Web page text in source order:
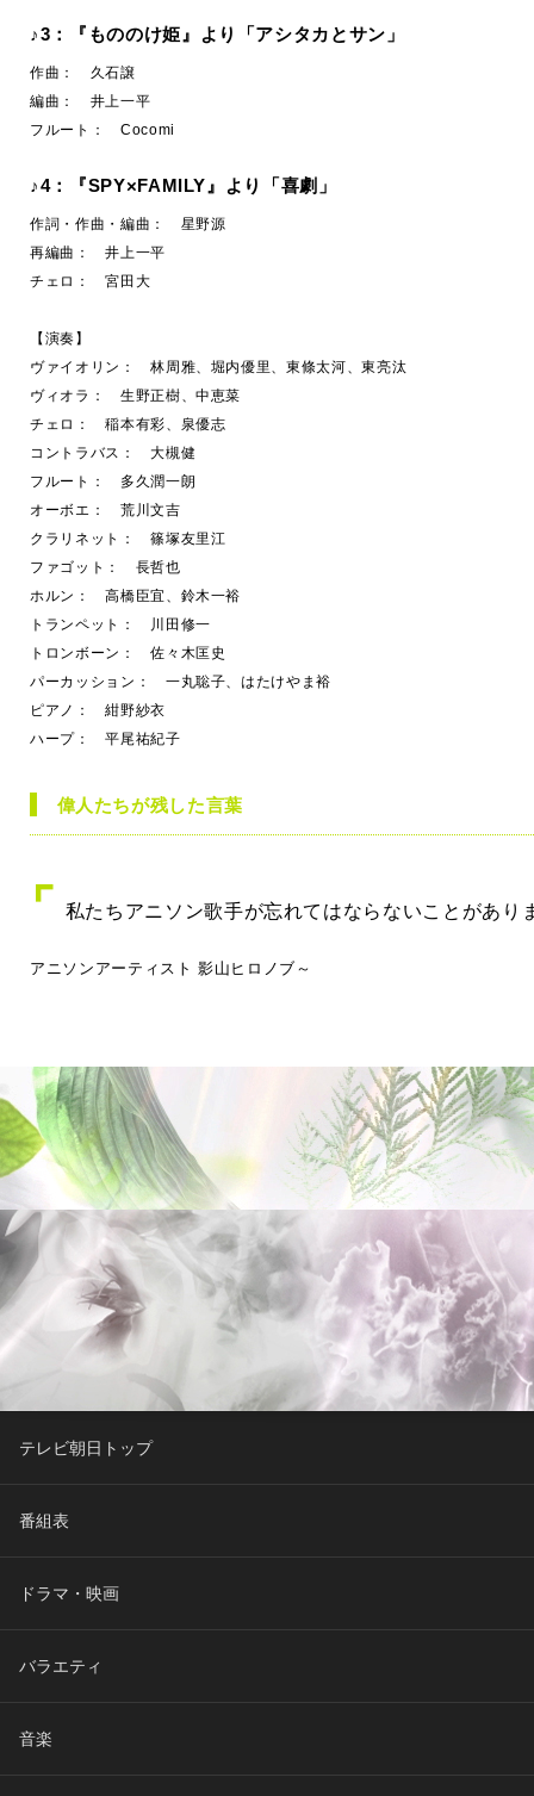
♪3：『もののけ姫』より「アシタカとサン」
作曲： 久石譲
編曲： 井上一平
フルート： Cocomi
♪4：『SPY×FAMILY』より「喜劇」
作詞・作曲・編曲： 星野源
再編曲： 井上一平
チェロ： 宮田大
【演奏】
ヴァイオリン： 林周雅、堀内優里、東條太河、東亮汰
ヴィオラ： 生野正樹、中恵菜
チェロ： 稲本有彩、泉優志
コントラバス： 大槻健
フルート： 多久潤一朗
オーボエ： 荒川文吉
クラリネット： 篠塚友里江
ファゴット： 長哲也
ホルン： 高橋臣宜、鈴木一裕
トランペット： 川田修一
トロンボーン： 佐々木匡史
パーカッション： 一丸聡子、はたけやま裕
ピアノ： 紺野紗衣
ハープ： 平尾祐紀子
偉人たちが残した言葉
私たちアニソン歌手が忘れてはならないことがあ
アニソンアーティスト 影山ヒロノブ～
テレビ朝日トップ
番組表
ドラマ・映画
バラエティ
音楽